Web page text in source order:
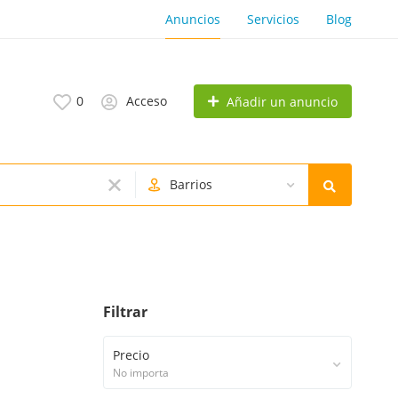
Anuncios Servicios Blog
0 Acceso Añadir un anuncio
Barrios
Filtrar
Precio
No importa